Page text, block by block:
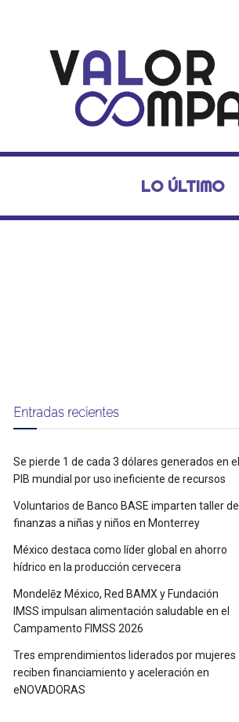
LO ÚLTIMO
Entradas recientes
Se pierde 1 de cada 3 dólares generados en el
PIB mundial por uso ineficiente de recursos
Voluntarios de Banco BASE imparten taller de
finanzas a niñas y niños en Monterrey
México destaca como líder global en ahorro
hídrico en la producción cervecera
Mondelēz México, Red BAMX y Fundación
IMSS impulsan alimentación saludable en el
Campamento FIMSS 2026
Tres emprendimientos liderados por mujeres
reciben financiamiento y aceleración en
eNOVADORAS